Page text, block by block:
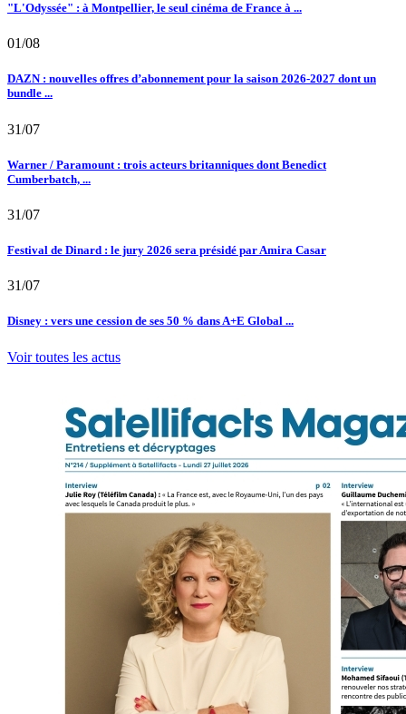
"L'Odyssée" : à Montpellier, le seul cinéma de France à ...
01/08
DAZN : nouvelles offres d’abonnement pour la saison 2026-2027 dont un
bundle ...
31/07
Warner / Paramount : trois acteurs britanniques dont Benedict
Cumberbatch, ...
31/07
Festival de Dinard : le jury 2026 sera présidé par Amira Casar
31/07
Disney : vers une cession de ses 50 % dans A+E Global ...
Voir toutes les actus